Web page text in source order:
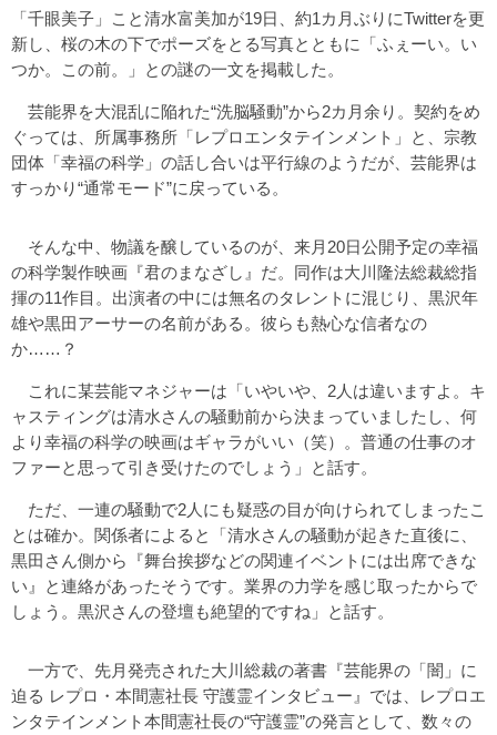
「千眼美子」こと清水富美加が19日、約1カ月ぶりにTwitterを更
新し、桜の木の下でポーズをとる写真とともに「ふぇーい。い
つか。この前。」との謎の一文を掲載した。
芸能界を大混乱に陥れた“洗脳騒動”から2カ月余り。契約をめ
ぐっては、所属事務所「レプロエンタテインメント」と、宗教
団体「幸福の科学」の話し合いは平行線のようだが、芸能界は
すっかり“通常モード”に戻っている。
そんな中、物議を醸しているのが、来月20日公開予定の幸福
の科学製作映画『君のまなざし』だ。同作は大川隆法総裁総指
揮の11作目。出演者の中には無名のタレントに混じり、黒沢年
雄や黒田アーサーの名前がある。彼らも熱心な信者なの
か……？
これに某芸能マネジャーは「いやいや、2人は違いますよ。キ
ャスティングは清水さんの騒動前から決まっていましたし、何
より幸福の科学の映画はギャラがいい（笑）。普通の仕事のオ
ファーと思って引き受けたのでしょう」と話す。
ただ、一連の騒動で2人にも疑惑の目が向けられてしまったこ
とは確か。関係者によると「清水さんの騒動が起きた直後に、
黒田さん側から『舞台挨拶などの関連イベントには出席できな
い』と連絡があったそうです。業界の力学を感じ取ったからで
しょう。黒沢さんの登壇も絶望的ですね」と話す。
一方で、先月発売された大川総裁の著書『芸能界の「闇」に
迫る レプロ・本間憲社長 守護霊インタビュー』では、レプロエ
ンタテインメント本間憲社長の“守護霊”の発言として、数々の